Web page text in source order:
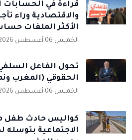
قراءة في
والاقتصادية وراء
الأكثر الملفات
الخميس 06 أغسطس 2026
تحول الفاعل
الحقوقي (المغرب
الخميس 06 أغسطس 2026
كواليس حادث طفل
الاجتماعية بتوسله